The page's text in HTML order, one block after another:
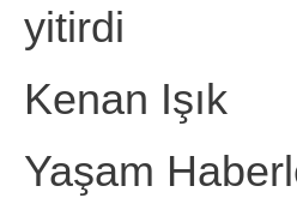
yitirdi
Kenan Işık
Yaşam